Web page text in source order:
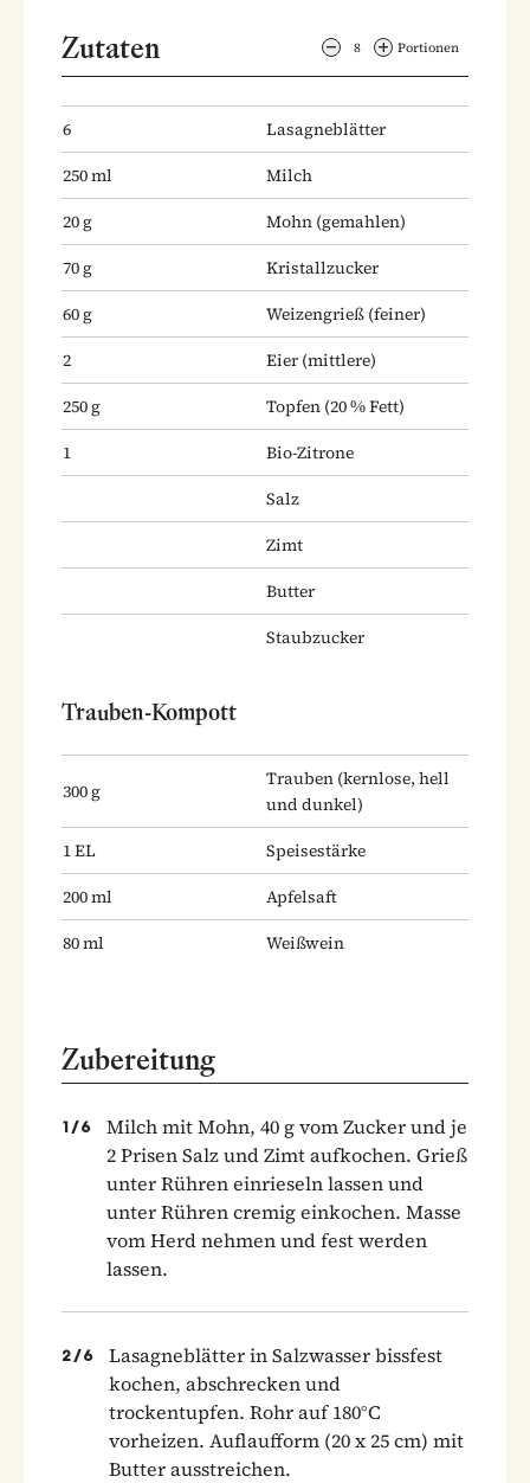
Zutaten 8 Portionen
6
Lasagneblätter
250ml
Milch
20g Mohn (gemahlen)
70g
Kristallzucker
60g Weizengrieß (feiner)
2
Eier (mittlere)
250g Topfen (20 % Fett)
1
Bio-Zitrone
Salz
Zimt
Butter
Staubzucker
Trauben-Kompott
300g
Trauben (kernlose, hell
und dunkel)
1EL
Speisestärke
200ml
Apfelsaft
80ml Weißwein
Zubereitung
1 /6
Milch mit Mohn, 40 g vom Zucker und je
2 Prisen Salz und Zimt aufkochen. Grieß
unter Rühren einrieseln lassen und
unter Rühren cremig einkochen. Masse
vom Herd nehmen und fest werden
lassen.
2 /6
Lasagneblätter in Salzwasser bissfest
kochen, abschrecken und
trockentupfen. Rohr auf 180°C
vorheizen. Auflaufform (20 x 25 cm) mit
Butter ausstreichen.